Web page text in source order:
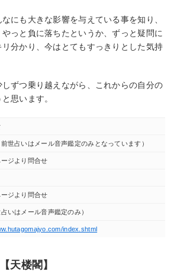
にも大きな影響を与えている事を知り、
っと負に落ちたというか、ずっと疑問に
分かり、今はとてもすっきりとした気持
ずつ乗り越えながら、これからの自分の
思います。
世占いはメール音声鑑定のみとなっています）
ジより問合せ
ジより問合せ
いはメール音声鑑定のみ）
index.shtml
天楼閣】